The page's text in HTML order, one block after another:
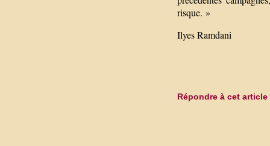
risque. »
Ilyes Ramdani
Répondre à cet article